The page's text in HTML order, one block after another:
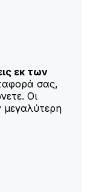
εκ των
σας,
Οι
μεγαλύτερη